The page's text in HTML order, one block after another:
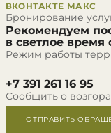
ВКОНТАКТЕ МАКС
Бронирование
Рекомендуем
в светлое время
Режим работы
+7 391 261 16 95
Сообщить о
ОТПРАВИТЬ